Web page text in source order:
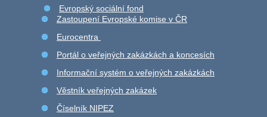
Evropský sociální fond
Zastoupení Evropské komise v ČR
Eurocentra
Portál o veřejných zakázkách a koncesích
Informační systém o veřejných zakázkách
Věstník veřejných zakázek
Číselník NIPEZ